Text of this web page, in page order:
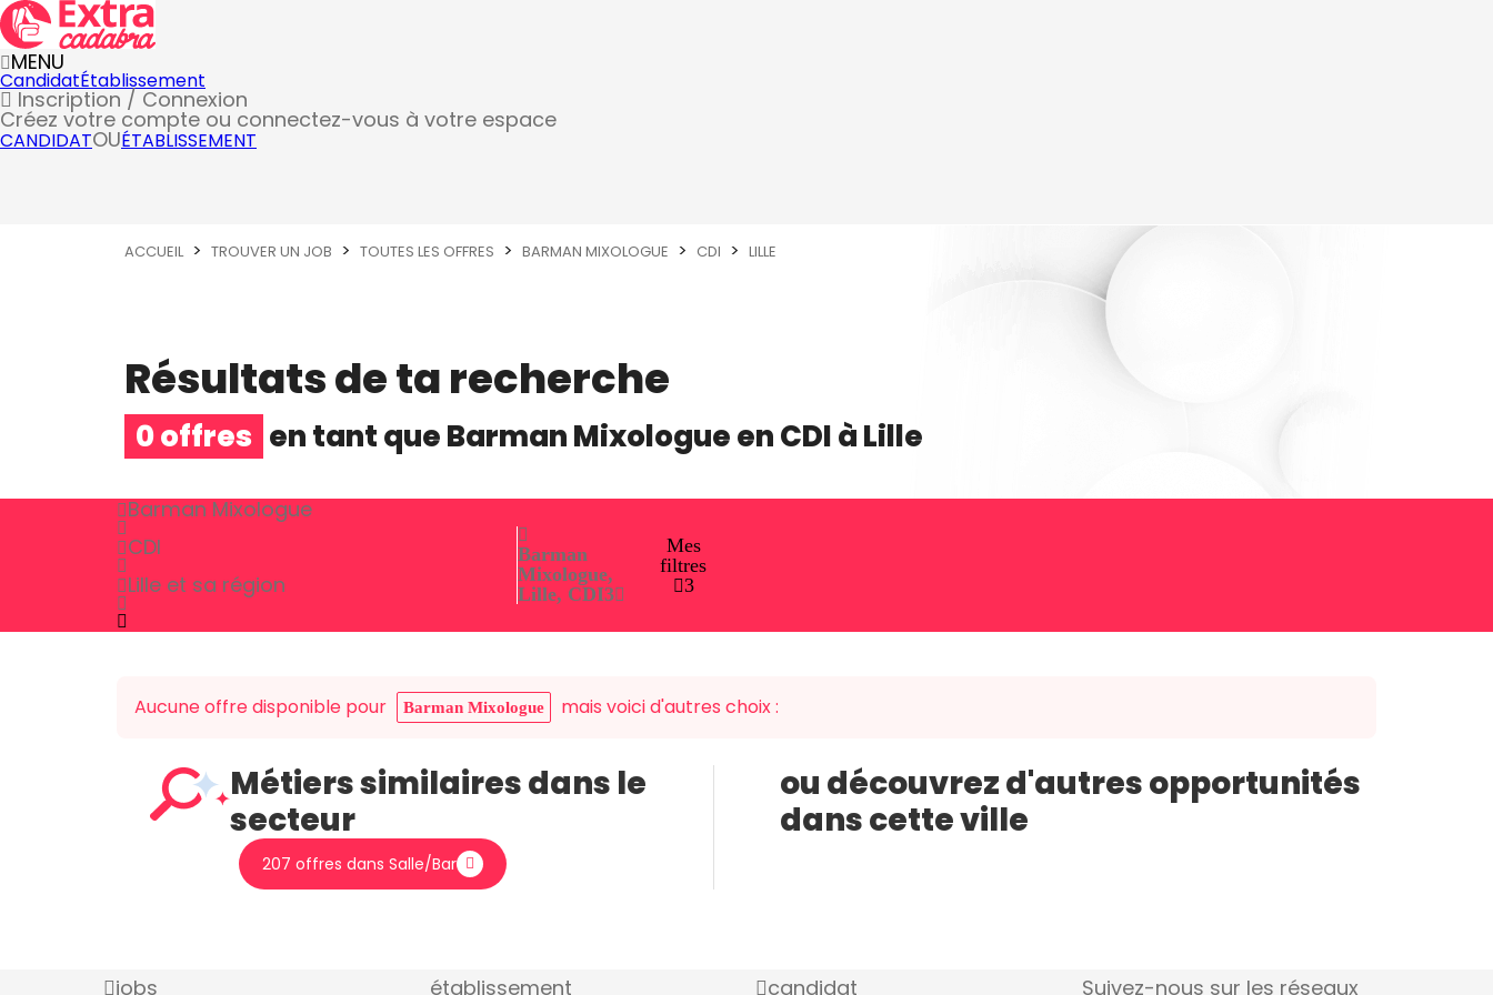
MENU
CandidatÉtablissement
Inscription / Connexion
Créez votre compte ou connectez-vous à votre espace
CANDIDATOUÉTABLISSEMENT
ACCUEIL TROUVER UN JOB TOUTES LES OFFRES BARMAN MIXOLOGUE CDI LILLE
Résultats de ta recherche
0 offres en tant queBarman MixologueenCDIàLille
Barman Mixologue
CDI
Lille et sa région
Barman
Mixologue,
Lille, CDI3
Mes
filtres
3
Aucune offre disponible pour Barman Mixologue mais voici d'autres choix :
Métiers similaires dans le
secteur
207 offres dans Salle/Bar
ou découvrez d'autres opportunités
dans cette ville
jobs établissement candidat Suivez-nous sur les réseaux